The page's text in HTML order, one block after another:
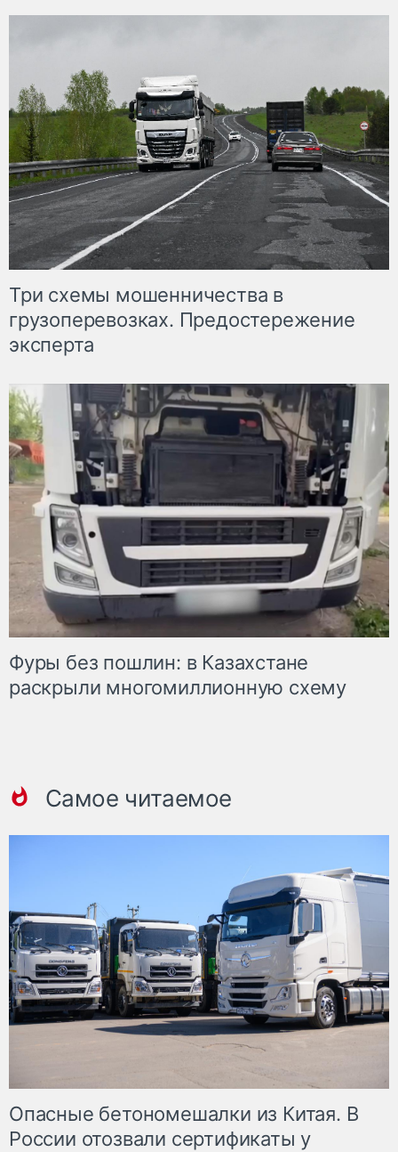
Три схемы мошенничества в
грузоперевозках. Предостережение
эксперта
Фуры без пошлин: в Казахстане
раскрыли многомиллионную схему
Самое читаемое
Опасные бетономешалки из Китая. В
России отозвали сертификаты у